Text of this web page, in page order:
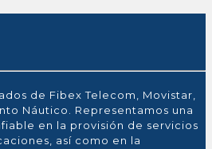
de Fibex Telecom, Movistar,
Náutico. Representamos una
en la provisión de servicios
así como en la